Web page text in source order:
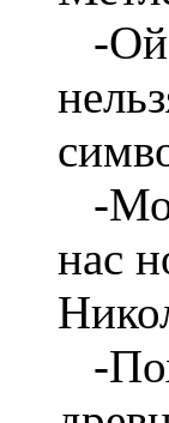
-Ой,
-
нас
-